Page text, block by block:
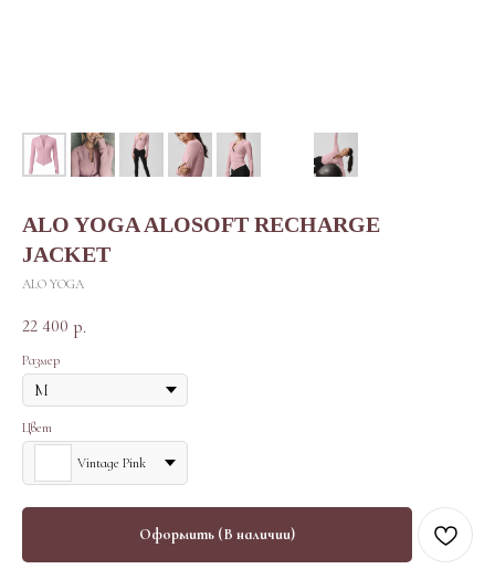
ALO YOGA ALOSOFT RECHARGE
JACKET
ALO YOGA
22 400 р.
Размер
Цвет
Vintage Pink
Оформить (В наличии)